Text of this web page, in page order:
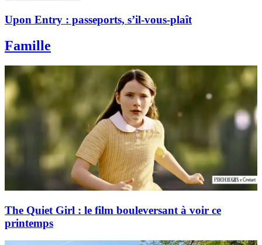
Upon Entry : passeports, s’il-vous-plaît
Famille
The Quiet Girl : le film bouleversant à voir ce
printemps